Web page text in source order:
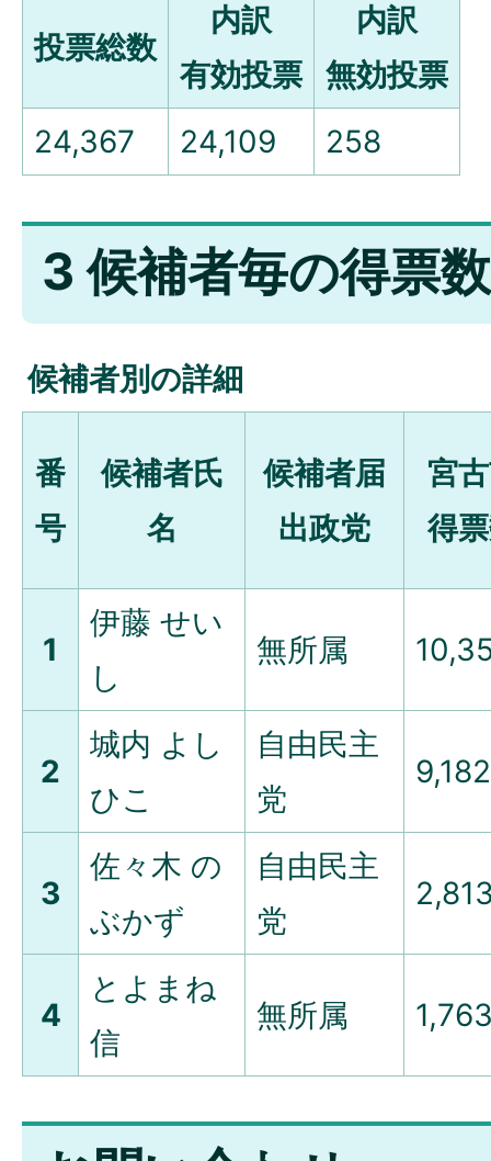
投票総数
内訳
有効投票
内訳
無効投票
24,367
24,109 258
3 候補者毎の得票数
候補者別の詳細
番
号
候補者氏
名
候補者届
出政党
宮
得
1
伊藤 せい
し
無所属
2
城内 よし
ひこ
自由民主
党
9,182
3
佐々木 の
ぶかず
自由民主
党
4
とよまね
信
無所属